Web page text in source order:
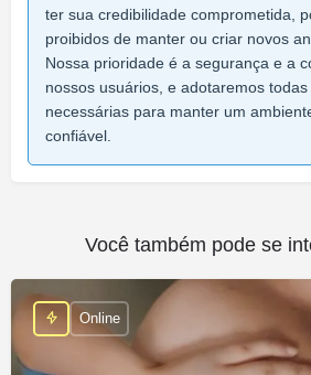
ter sua credibilidade comprometida,
proibidos de manter ou criar novos
Nossa prioridade é a segurança e a
nossos usuários, e adotaremos
necessárias para manter um
confiável.
Você também pode se
Online